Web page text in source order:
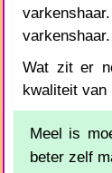
varkenshaar.
Wat zit er
kwaliteit van
Meel is
beter zelf